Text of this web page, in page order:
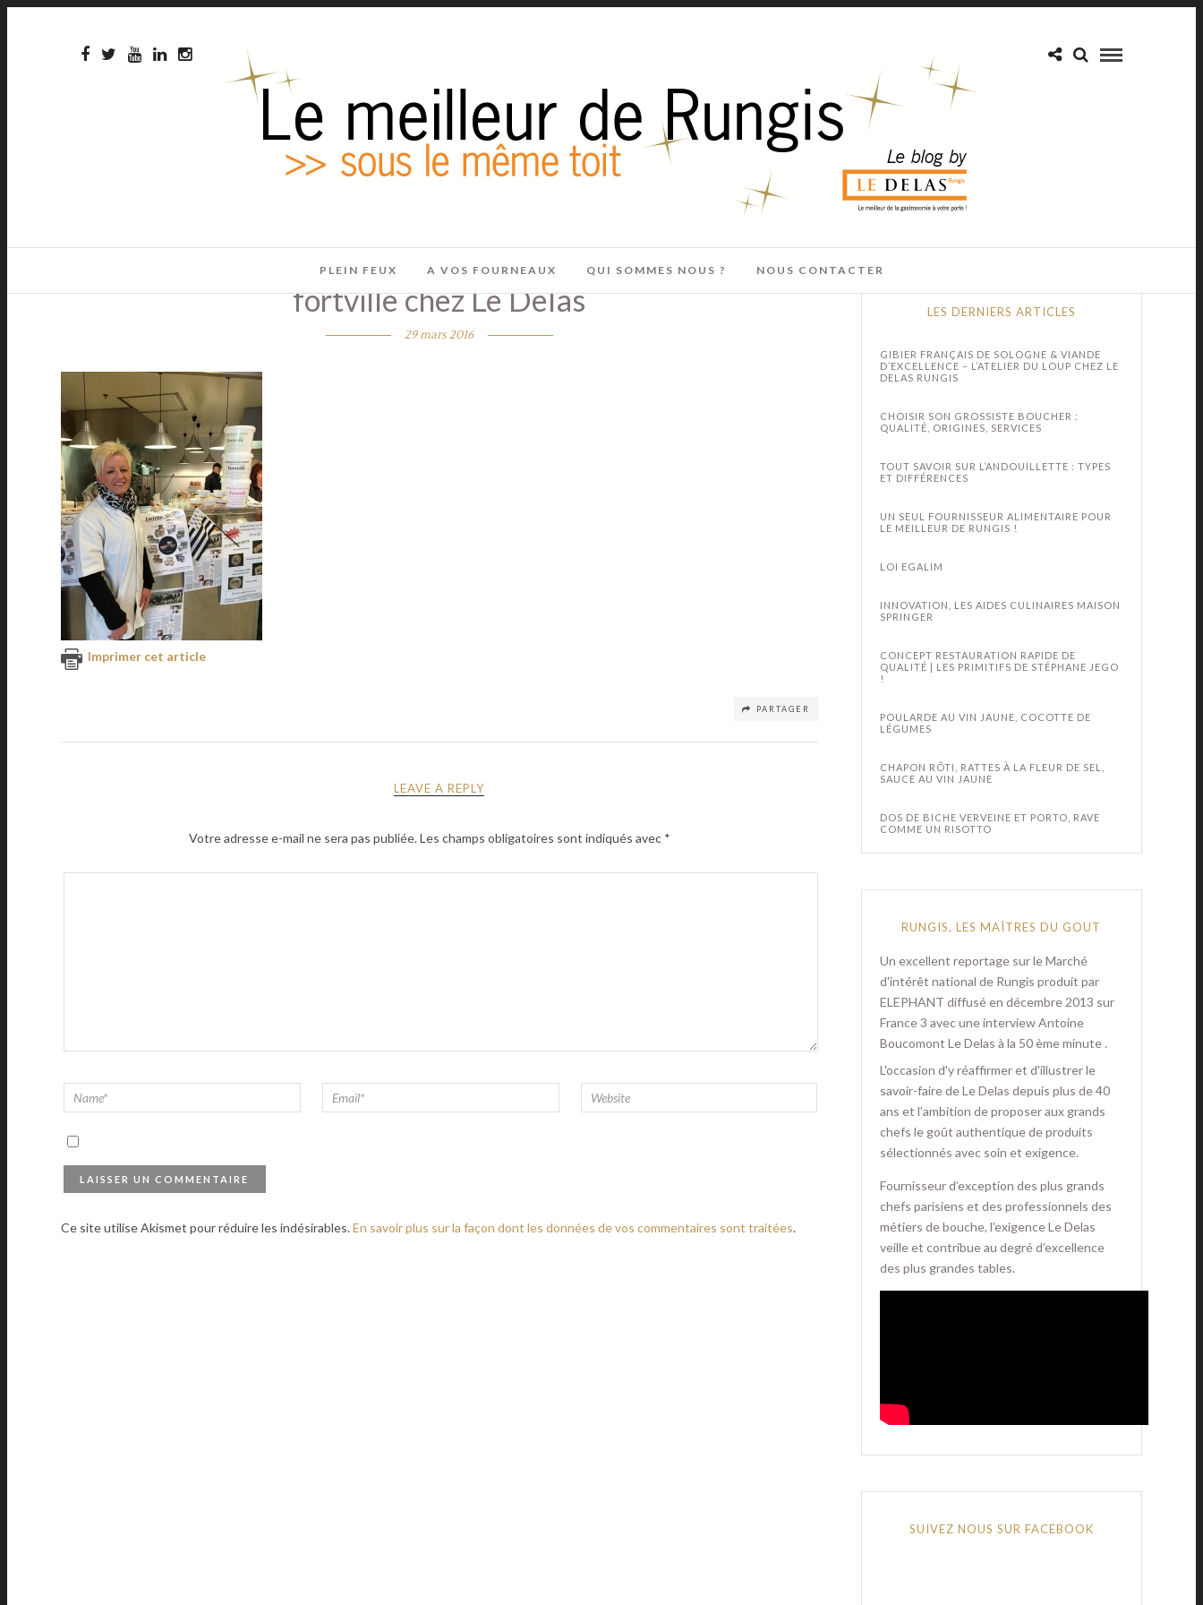
PLEIN FEUX A VOS FOURNEAUX QUI SOMMES NOUS ? NOUS CONTACTER
fortville chez Le Delas
29 mars 2016
Imprimer cet article
PARTAGER
LEAVE A REPLY
Votre adresse e-mail ne sera pas publiée.Les champs obligatoires sont indiqués avec *
Ce site utilise Akismet pour réduire les indésirables.En savoir plus sur la façon dont les données de vos commentaires sont traitées.
LES DERNIERS ARTICLES
GIBIER FRANÇAIS DE SOLOGNE & VIANDE
D’EXCELLENCE – L’ATELIER DU LOUP CHEZ LE
DELAS RUNGIS
CHOISIR SON GROSSISTE BOUCHER :
QUALITÉ, ORIGINES, SERVICES
TOUT SAVOIR SUR L’ANDOUILLETTE : TYPES
ET DIFFÉRENCES
UN SEUL FOURNISSEUR ALIMENTAIRE POUR
LE MEILLEUR DE RUNGIS !
LOI EGALIM
INNOVATION, LES AIDES CULINAIRES MAISON
SPRINGER
CONCEPT RESTAURATION RAPIDE DE
QUALITÉ | LES PRIMITIFS DE STÉPHANE JEGO
!
POULARDE AU VIN JAUNE, COCOTTE DE
LÉGUMES
CHAPON RÔTI, RATTES À LA FLEUR DE SEL,
SAUCE AU VIN JAUNE
DOS DE BICHE VERVEINE ET PORTO, RAVE
COMME UN RISOTTO
RUNGIS, LES MAÎTRES DU GOUT
Un excellent reportage sur le Marché
d'intérêt national de Rungis produit par
ELEPHANT diffusé en décembre 2013 sur
France 3 avec une interview Antoine
Boucomont Le Delas à la 50 ème minute .
L'occasion d'y réaffirmer et d'illustrer le
savoir-faire de Le Delas depuis plus de 40
ans et l’ambition de proposer aux grands
chefs le goût authentique de produits
sélectionnés avec soin et exigence.
Fournisseur d’exception des plus grands
chefs parisiens et des professionnels des
métiers de bouche, l'exigence Le Delas
veille et contribue au degré d’excellence
des plus grandes tables.
SUIVEZ NOUS SUR FACEBOOK